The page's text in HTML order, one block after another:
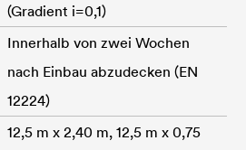
(Gradient i=0,1)
Innerhalb von zwei Wochen
nach Einbau abzudecken (EN
12224)
12,5 m x 2,40 m, 12,5 m x 0,75